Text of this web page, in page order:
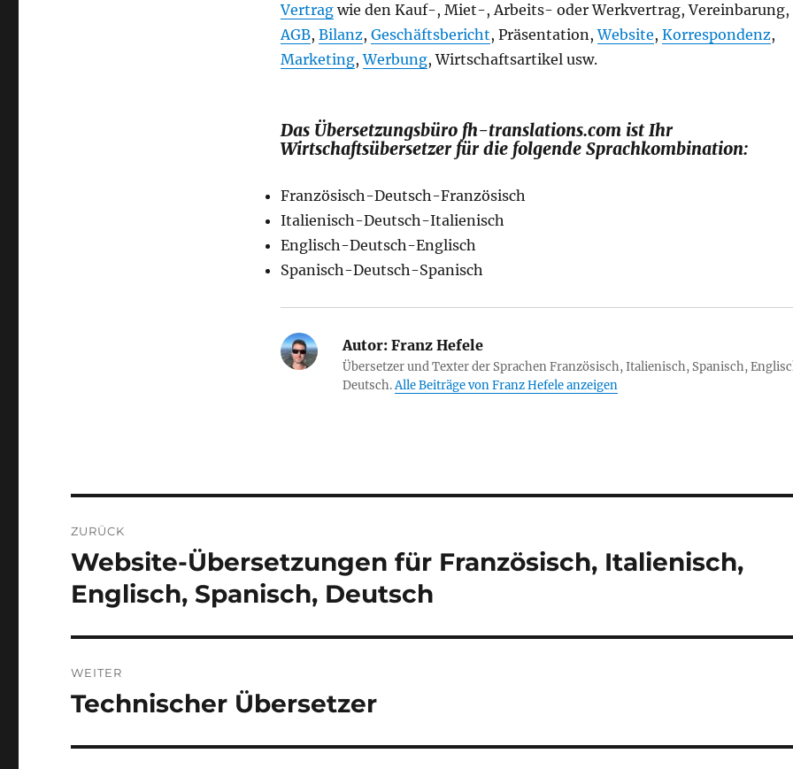
Vertragwie den Kauf-, Miet-, Arbeits- oder Werkvertrag, Vereinbarung,
AGB, Bilanz, Geschäftsbericht, Präsentation,Website, Korrespondenz,
Marketing,Werbung, Wirtschaftsartikel usw.
Das Übersetzungsbüro fh-translations.com ist Ihr
Wirtschaftsübersetzer für die folgende Sprachkombination:
Französisch-Deutsch-Französisch
Italienisch-Deutsch-Italienisch
Englisch-Deutsch-Englisch
Spanisch-Deutsch-Spanisch
Autor:Franz Hefele
Übersetzer und Texter der Sprachen Französisch, Italienisch, Spanisch,
Deutsch.Alle Beiträge von Franz Hefele anzeigen
ZURÜCK
Vorheriger
Beitrag:
Website-Übersetzungen für Französisch, Italienisch,
Englisch, Spanisch, Deutsch
WEITER
Nächster
Technischer Übersetzer